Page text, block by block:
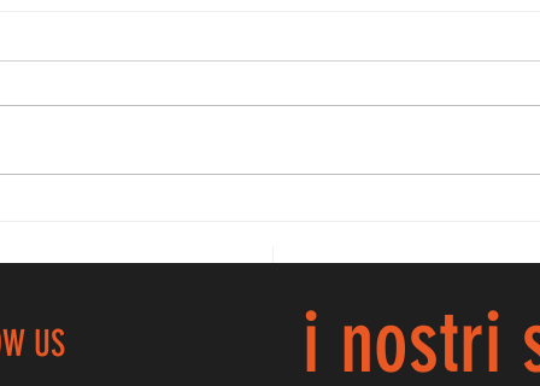
PICCOLINE
PARTITE ALLA
US i nostri